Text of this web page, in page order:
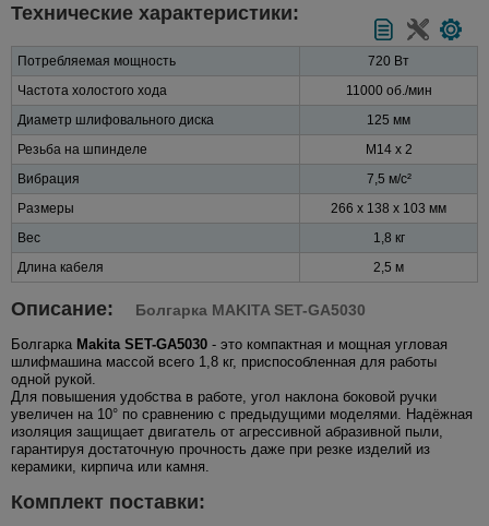
Технические характеристики:
Потребляемая мощность
720 Вт
Частота холостого хода
11000 об./мин
Диаметр шлифовального диска
125 мм
Резьба на шпинделе
M14 х 2
Вибрация
7,5 м/с²
Размеры
266 х 138 х 103 мм
Вес
1,8 кг
Длина кабеля
2,5 м
Описание: Болгарка MAKITA SET-GA5030
Болгарка Makita SET-GA5030 - это компактная и мощная угловая
шлифмашина массой всего 1,8 кг, приспособленная для работы
одной рукой.
Для повышения удобства в работе, угол наклона боковой ручки
увеличен на 10° по сравнению с предыдущими моделями. Надёжная
изоляция защищает двигатель от агрессивной абразивной пыли,
гарантируя достаточную прочность даже при резке изделий из
керамики, кирпича или камня.
Комплект поставки: